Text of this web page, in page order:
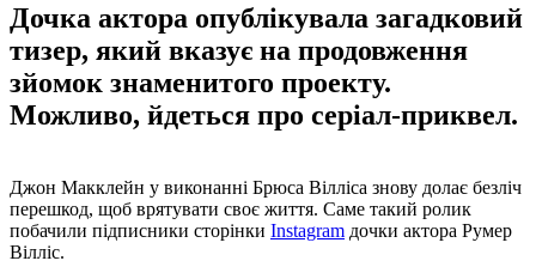
Дочка актора опублікувала загадковий
тизер, який вказує на продовження
зйомок знаменитого проекту.
Можливо, йдеться про серіал-приквел.
Джон Макклейн у виконанні Брюса Вілліса знову долає безліч
перешкод, щоб врятувати своє життя. Саме такий ролик
побачили підписники сторінки Instagram дочки актора Румер
Вілліс.